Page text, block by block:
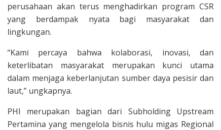
perusahaan akan terus menghadirkan program CSR
yang berdampak nyata bagi masyarakat dan
lingkungan.
“Kami percaya bahwa kolaborasi, inovasi, dan
keterlibatan masyarakat merupakan kunci utama
dalam menjaga keberlanjutan sumber daya pesisir dan
laut,” ungkapnya.
PHI merupakan bagian dari Subholding Upstream
Pertamina yang mengelola bisnis hulu migas Regional